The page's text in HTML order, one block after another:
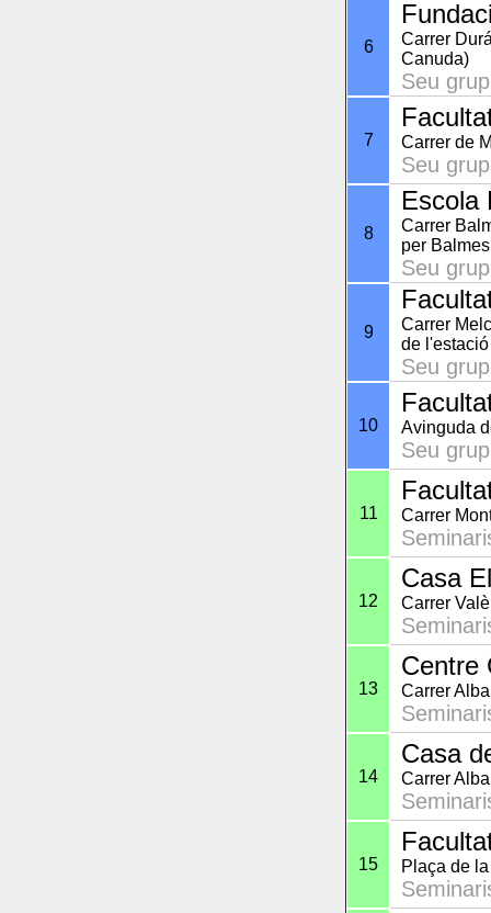
6
Carrer
Canuda)
Seu
7 Carrer de
Seu
8
Escola
Carrer
per
Seu
9
Carrer
de
Seu
10 Avinguda
Seu
11 Carrer
12
Casa
Carrer
13
Centre
Carrer
14
Casa
Carrer
15 Plaça de